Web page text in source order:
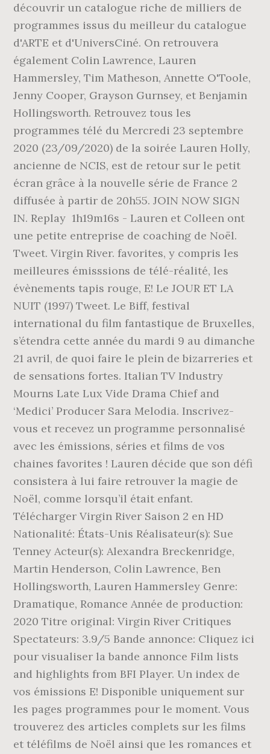
découvrir un catalogue riche de milliers de
programmes issus du meilleur du catalogue
d'ARTE et d'UniversCiné. On retrouvera
également Colin Lawrence, Lauren
Hammersley, Tim Matheson, Annette O'Toole,
Jenny Cooper, Grayson Gurnsey, et Benjamin
Hollingsworth. Retrouvez tous les
programmes télé du Mercredi 23 septembre
2020 (23/09/2020) de la soirée Lauren Holly,
ancienne de NCIS, est de retour sur le petit
écran grâce à la nouvelle série de France 2
diffusée à partir de 20h55. JOIN NOW SIGN
IN. Replay ️ 1h19m16s - Lauren et Colleen ont
une petite entreprise de coaching de Noël.
Tweet. Virgin River. favorites, y compris les
meilleures émisssions de télé-réalité, les
évènements tapis rouge, E! Le JOUR ET LA
NUIT (1997) Tweet. Le Biff, festival
international du film fantastique de Bruxelles,
s’étendra cette année du mardi 9 au dimanche
21 avril, de quoi faire le plein de bizarreries et
de sensations fortes. Italian TV Industry
Mourns Late Lux Vide Drama Chief and
‘Medici’ Producer Sara Melodia. Inscrivez-
vous et recevez un programme personnalisé
avec les émissions, séries et films de vos
chaines favorites ! Lauren décide que son défi
consistera à lui faire retrouver la magie de
Noël, comme lorsqu’il était enfant.
Télécharger Virgin River Saison 2 en HD
Nationalité: États-Unis Réalisateur(s): Sue
Tenney Acteur(s): Alexandra Breckenridge,
Martin Henderson, Colin Lawrence, Ben
Hollingsworth, Lauren Hammersley Genre:
Dramatique, Romance Année de production:
2020 Titre original: Virgin River Critiques
Spectateurs: 3.9/5 Bande annonce: Cliquez ici
pour visualiser la bande annonce Film lists
and highlights from BFI Player. Un index de
vos émissions E! Disponible uniquement sur
les pages programmes pour le moment. Vous
trouverez des articles complets sur les films
et téléfilms de Noël ainsi que les romances et